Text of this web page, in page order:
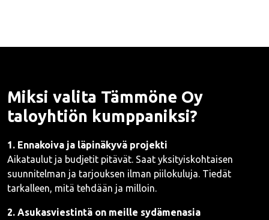
Miksi valita Tämmöne Oy
taloyhtiön kumppaniksi?
1. Ennakoiva ja läpinäkyvä projekti
Aikataulut ja budjetit pitävät. Saat yksityiskohtaisen
suunnitelman ja tarjouksen ilman piilokuluja. Tiedät
tarkalleen, mitä tehdään ja milloin.
2. Asukasviestintä on meille sydämenasia